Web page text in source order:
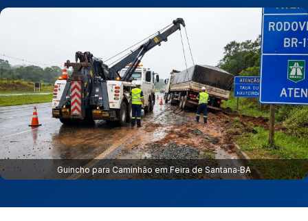
Guincho para Caminhão em Feira de Santana‑BA